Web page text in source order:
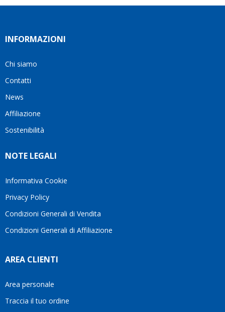
INFORMAZIONI
Chi siamo
Contatti
News
Affiliazione
Sostenibilità
NOTE LEGALI
Informativa Cookie
Privacy Policy
Condizioni Generali di Vendita
Condizioni Generali di Affiliazione
AREA CLIENTI
Area personale
Traccia il tuo ordine